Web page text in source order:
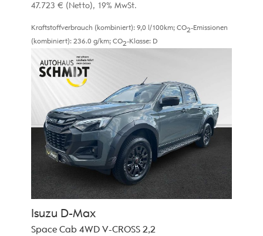
47.723 € (Netto) 19% MwSt.
Kraftstoffverbrauch (kombiniert): 9,0 l/100km; CO2-Emissionen
(kombiniert): 236.0 g/km; CO2-Klasse: D
Isuzu D-Max
Space Cab 4WD V-CROSS 2,2